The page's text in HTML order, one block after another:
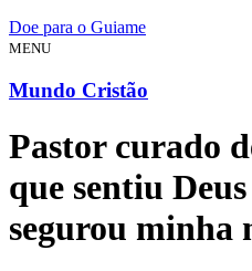
Doe para o Guiame
MENU
Mundo Cristão
Pastor curado
que sentiu
segurou minha